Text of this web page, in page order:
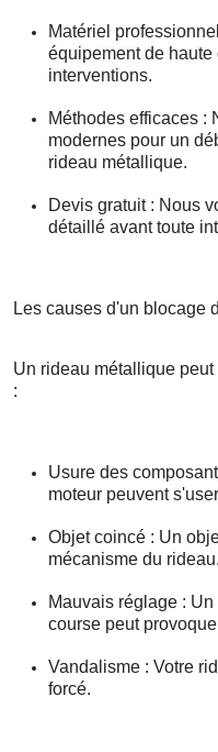
Matériel
équipement de
interventions.
Méthodes efficaces :
modernes pour un
rideau métallique.
Devis gratuit : Nous
détaillé avant toute
Les causes d'un blocage
Un rideau métallique
:
Usure des
moteur peuvent
Objet coincé : Un
mécanisme du rideau.
Mauvais réglage :
course peut
Vandalisme : Votre
forcé.